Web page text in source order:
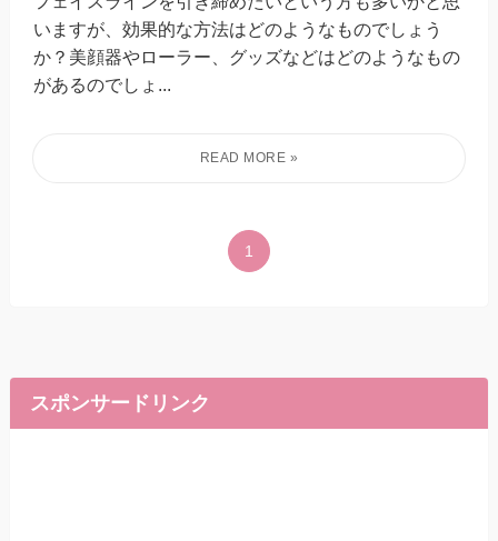
いますが、効果的な方法はどのようなものでしょう
か？美顔器やローラー、グッズなどはどのようなもの
があるのでしょ...
1
スポンサードリンク